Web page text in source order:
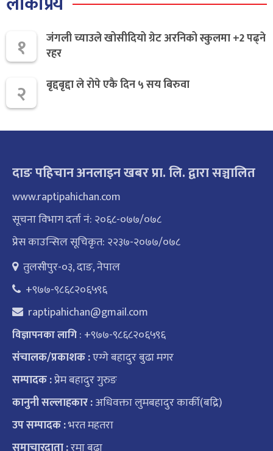
१
जंगली च्याउले खोसीदियो ग्रेट अरनिको स्कुलमा +2 पढ्ने
रहर
२ बृद्दबृद्दा ले रोपे एकै दिन ५ सय बिरुवा
दाङ पहिचान अनलाइन खबर प्रा. लि. द्वारा सञ्चालित
www.raptipahichan.com
सूचना विभाग दर्ता नं: २०६८-०७७/०७८
प्रेस काउन्सिल सूचिकृत: २२३७-२०७७/०७८
तुलसीपुर-०३, दाङ, नेपाल
+९७७-९८६८२०६५९६
raptipahichan@gmail.com
विज्ञापनका लागि: +९७७-९८६८२०६५९६
संचालक/प्रकाशक :एग्गे बहादुर बुढा मगर
सम्पादक :प्रेम बहादुर गुरुङ
कानुनी सल्लाहकार :अधिवक्ता लुमबहादुर कार्की(बद्रि)
उप सम्पादक :भरत महतरा